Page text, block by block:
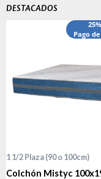
DESTACADOS
Pago
1 1/2 Plaza (90 o 100cm)
Colchón Mistyc
precio